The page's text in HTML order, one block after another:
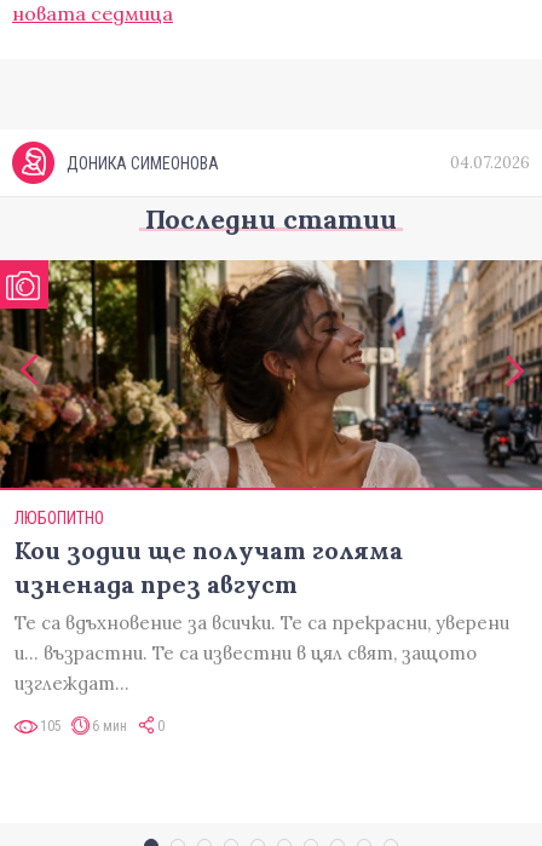
новата седмица
ДОНИКА СИМЕОНОВА 04.07.2026
Последни статии
ЛЮБОПИТНО
Кои зодии ще получат голяма
изненада през август
Те са вдъхновение за всички. Те са прекрасни, уверени
и... възрастни. Те са известни в цял свят, защото
изглеждат…
105 6 мин 0